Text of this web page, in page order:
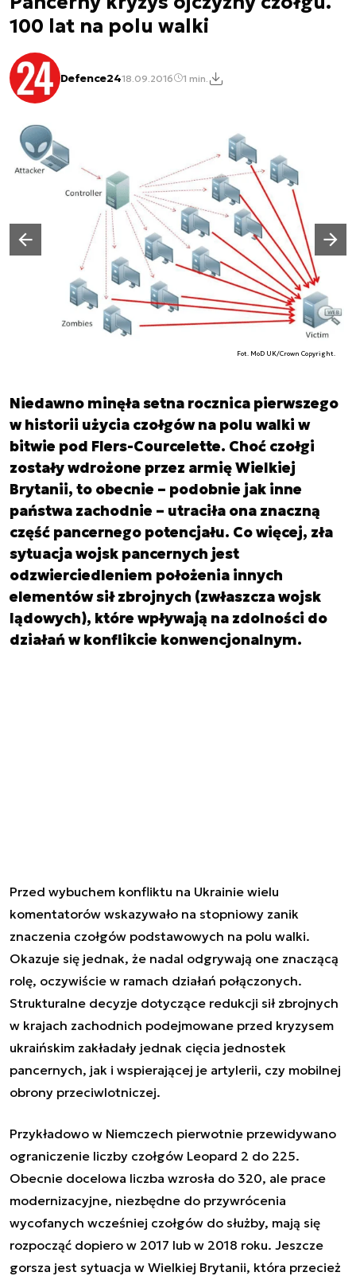
100 lat na polu walki
Defence2418.09.2016 1 min.
Fot. MoD UK/Crown Copyright.
Poprzedni slajd
Następny slajd
Niedawno minęła setna rocznica pierwszego
w historii użycia czołgów na polu walki w
bitwie pod Flers-Courcelette. Choć czołgi
zostały wdrożone przez armię Wielkiej
Brytanii, to obecnie – podobnie jak inne
państwa zachodnie – utraciła ona znaczną
część pancernego potencjału. Co więcej, zła
sytuacja wojsk pancernych jest
odzwierciedleniem położenia innych
elementów sił zbrojnych (zwłaszcza wojsk
lądowych), które wpływają na zdolności do
działań w konflikcie konwencjonalnym.
Przed wybuchem konfliktu na Ukrainie wielu
komentatorów wskazywało na stopniowy zanik
znaczenia czołgów podstawowych na polu walki.
Okazuje się jednak, że nadal odgrywają one znaczącą
rolę, oczywiście w ramach działań połączonych.
Strukturalne decyzje dotyczące redukcji sił zbrojnych
w krajach zachodnich podejmowane przed kryzysem
ukraińskim zakładały jednak cięcia jednostek
pancernych, jak i wspierającej je artylerii, czy mobilnej
obrony przeciwlotniczej.
Przykładowo w Niemczech pierwotnie przewidywano
ograniczenie liczby czołgów Leopard 2 do 225.
Obecnie docelowa liczba wzrosła do 320, ale prace
modernizacyjne, niezbędne do przywrócenia
wycofanych wcześniej czołgów do służby, mają się
rozpocząć dopiero w 2017 lub w 2018 roku. Jeszcze
gorsza jest sytuacja w Wielkiej Brytanii, która przecież